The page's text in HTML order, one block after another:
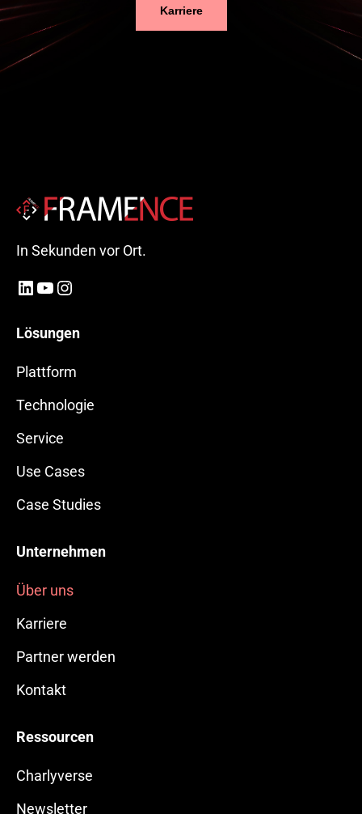
Karriere
In Sekunden vor Ort.
LinkedIn YouTube Instagram
Lösungen
Plattform
Technologie
Service
Use Cases
Case Studies
Unternehmen
Über uns
Karriere
Partner werden
Kontakt
Ressourcen
Charlyverse
Newsletter